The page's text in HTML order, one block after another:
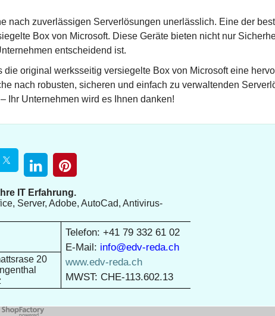
nach zuverlässigen Serverlösungen unerlässlich. Eine der
Box von Microsoft. Diese Geräte bieten nicht nur
entscheidend ist.
original werksseitig versiegelte Box von Microsoft eine
nach robusten, sicheren und einfach zu verwaltenden
Ihr Unternehmen wird es Ihnen danken!
IT Erfahrung.
Server, Adobe, AutoCad, Antivirus-
Telefon: +41 79 332 61 02
E-Mail: info@edv-reda.ch
www.edv-reda.ch
MWST: CHE-113.602.13
20
WebShop erstellt mit